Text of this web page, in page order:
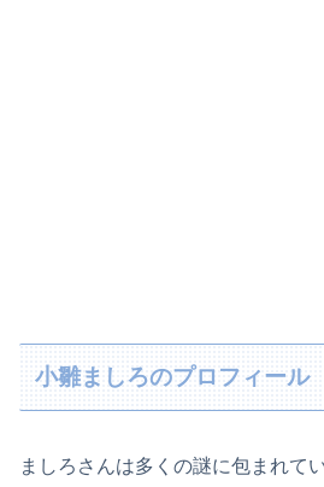
小雛ましろのプロフィール
ましろさんは多くの謎に包まれて